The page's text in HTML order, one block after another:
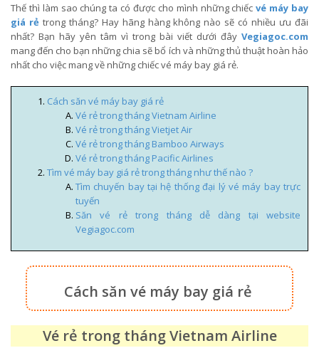
Thế thì làm sao chúng ta có được cho mình những chiếcvé máy bay
giá rẻ trong tháng? Hay hãng hàng không nào sẽ có nhiều ưu đãi
nhất? Bạn hãy yên tâm vì trong bài viết dưới đây Vegiagoc.com
mang đến cho bạn những chia sẽ bổ ích và những thủ thuật hoàn hảo
nhất cho việc mang về những chiếc vé máy bay giá rẻ.
Cách săn vé máy bay giá rẻ
Vé rẻ trong tháng Vietnam Airline
Vé rẻ trong tháng Vietjet Air
Vé rẻ trong tháng Bamboo Airways
Vé rẻ trong tháng Pacific Airlines
Tìm vé máy bay giá rẻ trong tháng như thế nào ?
Tìm chuyến bay tại hệ thống đại lý vé máy bay trực
tuyến
Săn vé rẻ trong tháng dễ dàng tại website
Vegiagoc.com
Cách săn vé máy bay giá rẻ
Vé rẻ trong tháng Vietnam Airline